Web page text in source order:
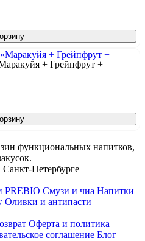
+ Грейпфрут +
функциональных напитков,
Петербурге
PREBIO Смузи и чиа Напитки
Оливки и антипасти
Оферта и политика
соглашение Блог